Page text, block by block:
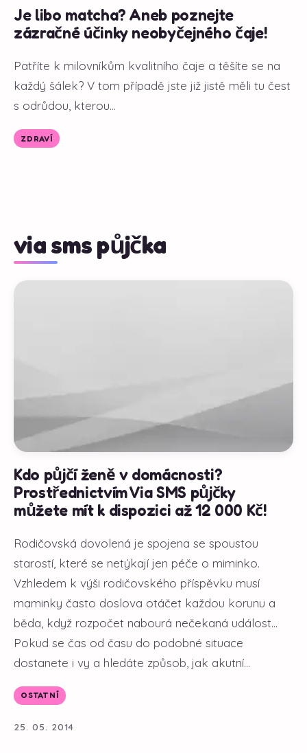
Je libo matcha? Aneb poznejte
zázračné účinky neobyčejného čaje!
Patříte k milovníkům kvalitního čaje a těšíte se na
každý šálek? V tom případě jste již jistě měli tu čest
s odrůdou, kterou...
ZDRAVÍ
via sms půjčka
Kdo půjčí ženě v domácnosti?
Prostřednictvím Via SMS půjčky
můžete mít k dispozici až 12 000 Kč!
Rodičovská dovolená je spojena se spoustou
starostí, které se netýkají jen péče o miminko.
Vzhledem k výši rodičovského příspěvku musí
maminky často doslova otáčet každou korunu a
běda, když rozpočet nabourá nečekaná událost...
Pokud se čas od času do podobné situace
dostanete i vy a hledáte způsob, jak akutní...
OSTATNÍ
25. 05. 2014